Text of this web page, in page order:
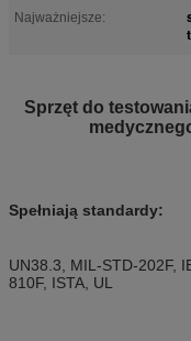
Najważniejsze:
Sprzęt do
Spełniają standardy:
UN38.3, MIL-STD-202F,
810F, ISTA, UL